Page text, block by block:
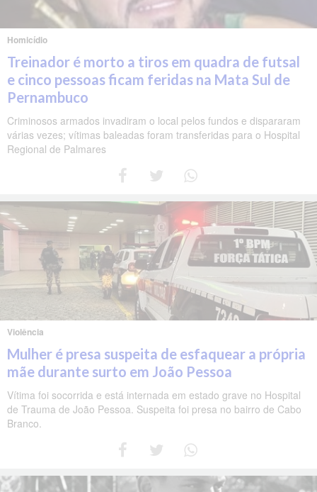
Homicídio
Treinador é morto a tiros em quadra de futsal
e cinco pessoas ficam feridas na Mata Sul de
Pernambuco
Criminosos armados invadiram o local pelos fundos e dispararam
várias vezes; vítimas baleadas foram transferidas para o Hospital
Regional de Palmares
Violência
Mulher é presa suspeita de esfaquear a própria
mãe durante surto em João Pessoa
Vítima foi socorrida e está internada em estado grave no Hospital
de Trauma de João Pessoa. Suspeita foi presa no bairro de Cabo
Branco.